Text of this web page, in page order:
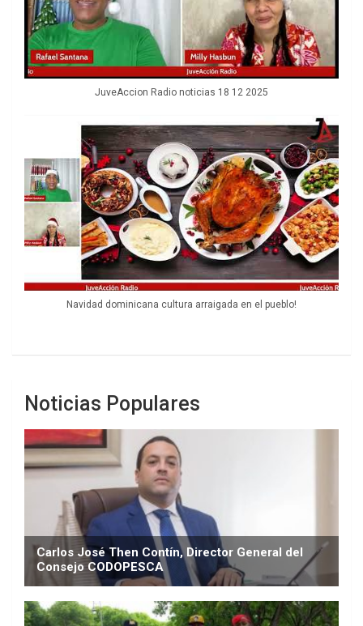
JuveAccion Radio noticias 18 12 2025
Navidad dominicana cultura arraigada en el pueblo!
Noticias Populares